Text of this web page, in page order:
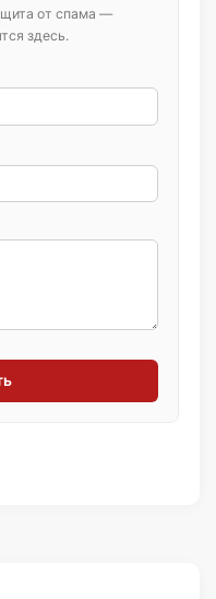
от спама —
здесь.